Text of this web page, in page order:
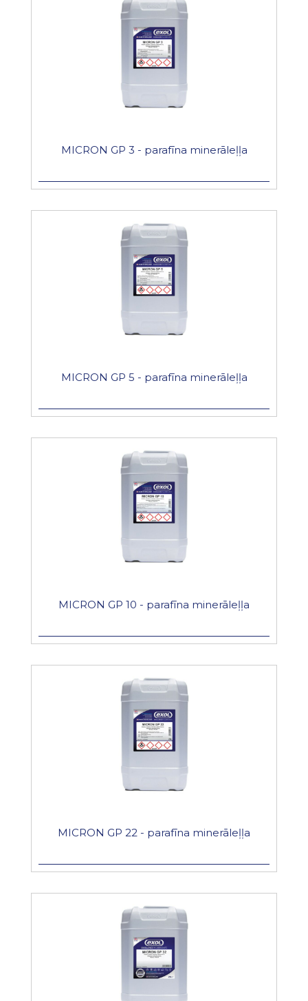
MICRON GP 3 - parafīna minerāleļļa
MICRON GP 5 - parafīna minerāleļļa
MICRON GP 10 - parafīna minerāleļļa
MICRON GP 22 - parafīna minerāleļļa